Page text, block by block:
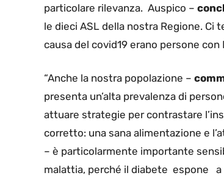
particolare rilevanza. Auspico –
le dieci ASL della nostra Regione. Ci
causa del covid19 erano persone
“Anche la nostra popolazione –
presenta un’alta prevalenza di
attuare strategie per contrastare
corretto: una sana alimentazione e
– è particolarmente importante
malattia, perché il diabete espone a